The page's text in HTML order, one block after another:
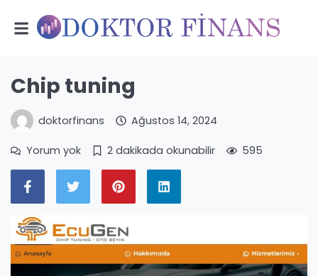
Chip tuning
doktorfinans Ağustos 14, 2024
Yorum yok 2 dakikada okunabilir 595